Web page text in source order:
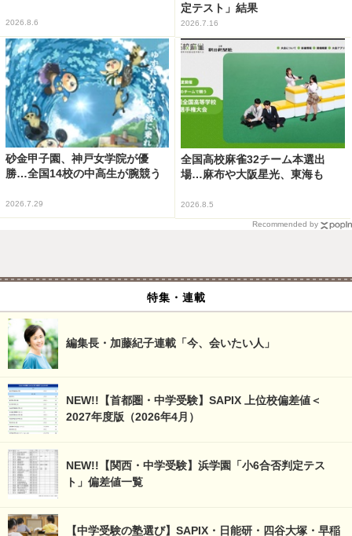
2026.8.6
定テスト」結果
2026.7.16
砂金甲子園、神戸女学院が優
勝…全国14校の中高生が腕競う
2026.7.29
全国高校麻雀32チーム本選出
場…麻布や大阪星光、東海も
2026.8.5
Recommended by
特集・連載
編集長・加藤紀子連載「今、会いたい人」
NEW!!【首都圏・中学受験】SAPIX 上位校偏差値＜
2027年度版（2026年4月）
NEW!!【関西・中学受験】浜学園「小6合否判定テス
ト」偏差値一覧
【中学受験の塾選び】SAPIX・日能研・四谷大塚・早稲